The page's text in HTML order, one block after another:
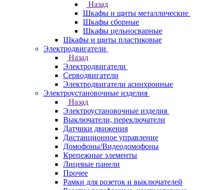
Назад
Шкафы и щиты металлические
Шкафы сборные
Шкафы цельносварные
Шкафы и щиты пластиковые
Электродвигатели
Назад
Электродвигатели
Серводвигатели
Электродвигатели асинхронные
Электроустановочные изделия
Назад
Электроустановочные изделия
Выключатели, переключатели
Датчики движения
Дистанционное управление
Домофоны/Видеодомофоны
Крепежные элементы
Лицевые панели
Прочее
Рамки для розеток и выключателей